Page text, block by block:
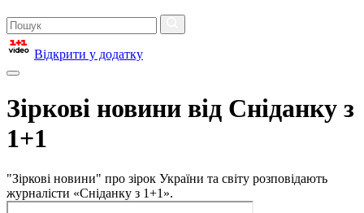
Відкрити у додатку
Зіркові новини від Сніданку з
1+1
"Зіркові новини" про зірок України та світу розповідають
журналісти «Сніданку з 1+1».